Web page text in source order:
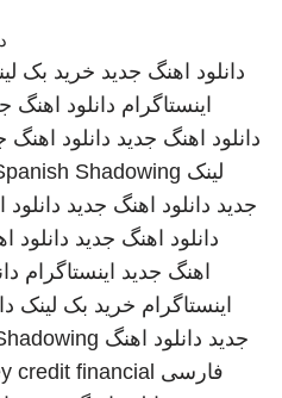
دانلود اهنگ جدید خرید بک
اینستاگرام دانلود اهنگ
دانلود اهنگ جدید دانلود اهنگ
لینک Shadowing
جدید دانلود اهنگ جدید
دانلود اهنگ جدید دانلود
اهنگ جدید اینستاگرام
اینستاگرام خرید بک لینک
جدید دانلود اهنگ
فارسی credit financial